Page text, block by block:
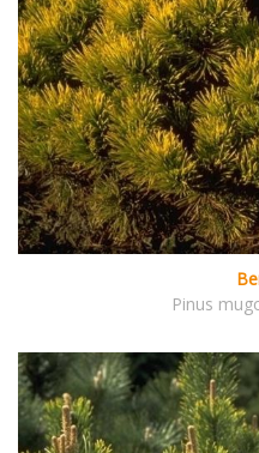
Pinus